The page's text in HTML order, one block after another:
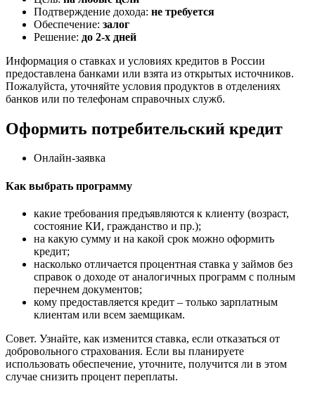
Подтверждение дохода: не требуется
Обеспечение: залог
Решение: до 2-х дней
Информация о ставках и условиях кредитов в России
предоставлена банками или взята из открытых источников.
Пожалуйста, уточняйте условия продуктов в отделениях
банков или по телефонам справочных служб.
Оформить потребительский кредит
Онлайн-заявка
Как выбрать программу
какие требования предъявляются к клиенту (возраст,
состояние КИ, гражданство и пр.);
на какую сумму и на какой срок можно оформить
кредит;
насколько отличается процентная ставка у займов без
справок о доходе от аналогичных программ с полным
перечнем документов;
кому предоставляется кредит – только зарплатным
клиентам или всем заемщикам.
Совет. Узнайте, как изменится ставка, если отказаться от
добровольного страхования. Если вы планируете
использовать обеспечение, уточните, получится ли в этом
случае снизить процент переплаты.